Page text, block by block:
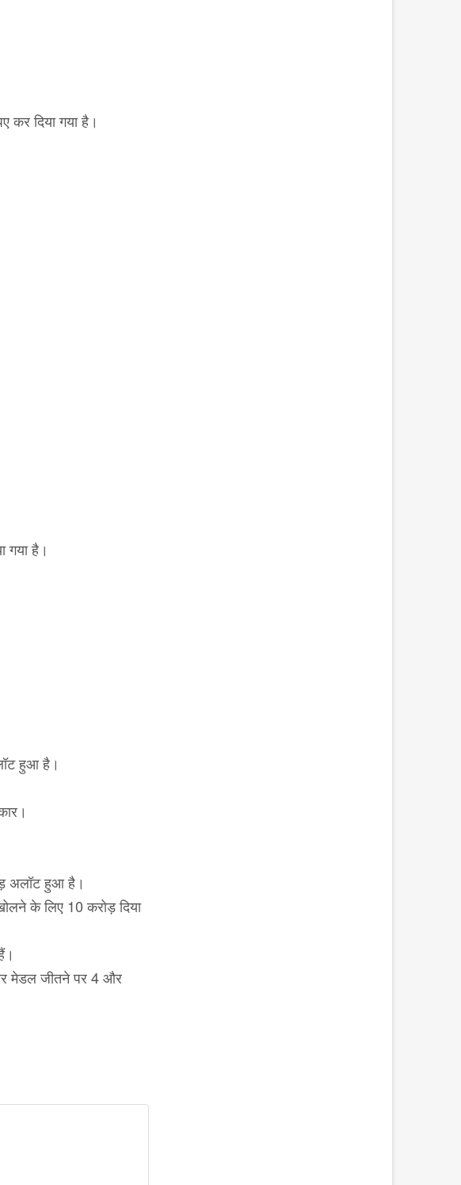
दिया गया है।
गया है।
हुआ है।
अलॉट हुआ है।
के लिए 10 करोड़ दिया
मेडल जीतने पर 4 और